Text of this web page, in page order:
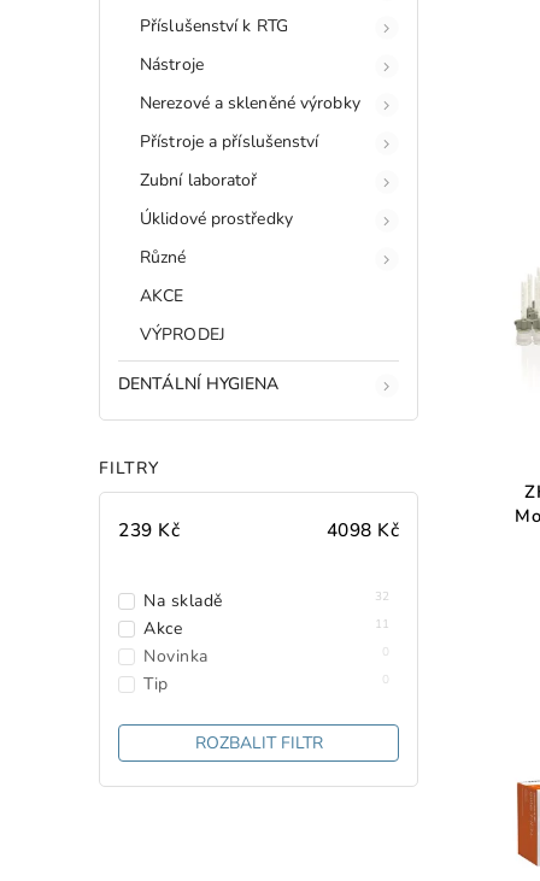
Příslušenství k RTG
Nástroje
Nerezové a skleněné výrobky
Přístroje a příslušenství
Zubní laboratoř
Úklidové prostředky
Různé
AKCE
VÝPRODEJ
DENTÁLNÍ HYGIENA
FILTRY
239 Kč 4098 Kč
Na skladě 32
Akce 11
Novinka 0
Tip 0
ROZBALIT FILTR